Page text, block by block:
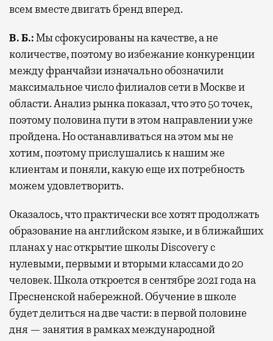
всем вместе двигать бренд вперед.
В. Б.:Мы сфокусированы на качестве, а не
количестве, поэтому во избежание конкуренции
между франчайзи изначально обозначили
максимальное число филиалов сети в Москве и
области. Анализ рынка показал, что это 50 точек,
поэтому половина пути в этом направлении уже
пройдена. Но останавливаться на этом мы не
хотим, поэтому прислушались к нашим же
клиентам и поняли, какую еще их потребность
можем удовлетворить.
Оказалось, что практически все хотят продолжать
образование на английском языке, и в ближайших
планах у нас открытие школы Discovery с
нулевыми, первыми и вторыми классами до 20
человек. Школа откроется в сентябре 2021 года на
Пресненской набережной. Обучение в школе
будет делиться на две части: в первой половине
дня — занятия в рамках международной